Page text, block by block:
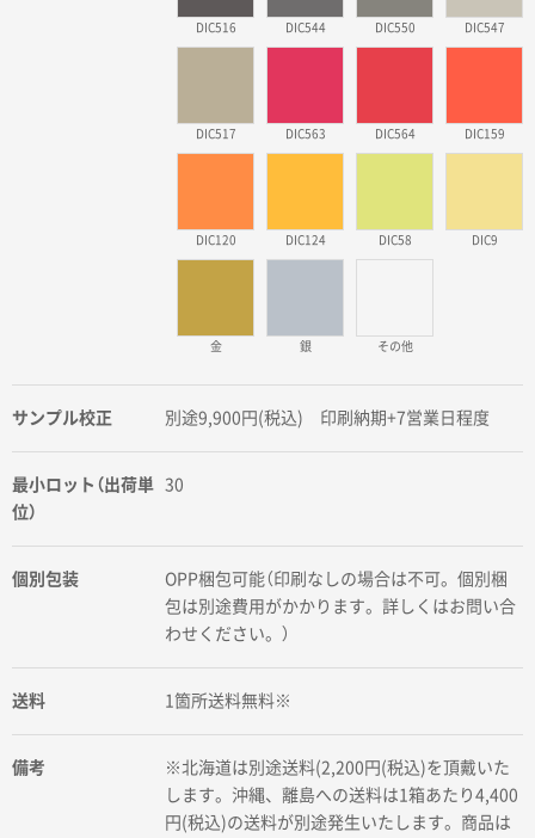
DIC516 DIC544 DIC550 DIC547
DIC517 DIC563 DIC564 DIC159
DIC120 DIC124 DIC58 DIC9
金 銀 その他
サンプル校正 別途9,900円(税込) 印刷納期+7営業日程度
最小ロット（出荷単
位）
30
個別包装
OPP梱包可能（印刷なしの場合は不可。個別梱
包は別途費用がかかります。詳しくはお問い合
わせください。）
送料 1箇所送料無料※
備考
※北海道は別途送料(2,200円(税込)を頂戴いた
します。沖縄、離島への送料は1箱あたり4,400
円(税込)の送料が別途発生いたします。商品は